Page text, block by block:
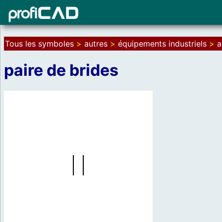
Tous les symboles > autres > équipements industriels >
paire de brides